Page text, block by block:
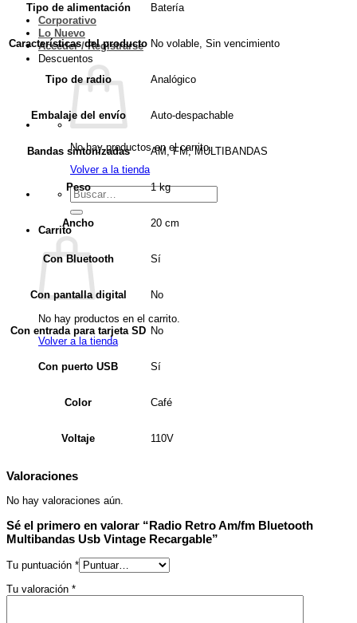
Corporativo
Lo Nuevo
Acceder / Registrarse
Descuentos
No hay productos en el carrito.
Volver a la tienda
Buscar
por:
Carrito
No hay productos en el carrito.
Volver a la tienda
Tipo de alimentación Batería
Características del producto No volable, Sin vencimiento
Tipo de radio Analógico
Embalaje del envío Auto-despachable
Bandas sintonizadas AM, FM, MULTIBANDAS
Peso 1 kg
Ancho 20 cm
Con Bluetooth Sí
Con pantalla digital No
Con entrada para tarjeta SD No
Con puerto USB Sí
Color Café
Voltaje 110V
Valoraciones
No hay valoraciones aún.
Sé el primero en valorar “Radio Retro Am/fm Bluetooth
Multibandas Usb Vintage Recargable”
Tu puntuación *
Tu valoración *